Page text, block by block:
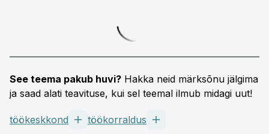
See teema pakub huvi? Hakka neid märksõnu jälgima
ja saad alati teavituse, kui sel teemal ilmub midagi uut!
töökeskkond töökorraldus